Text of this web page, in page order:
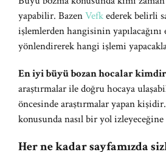
yapabilir. BazenVefkederek belirli
işlemlerden hangisinin
yönlendirerek hangi işlemi
En iyi büyü bozan hocalar kimdir
araştırmalar ile doğru hocaya
öncesinde araştırmalar yapan
konusunda nasıl bir yol
Her ne kadar sayfamızda